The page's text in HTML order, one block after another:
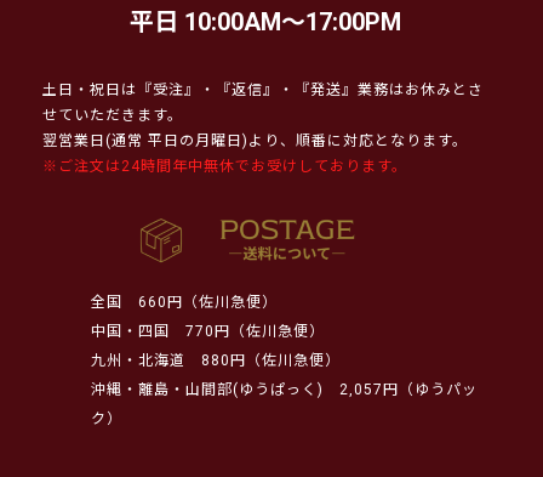
平日 10:00AM～17:00PM
土日・祝日は『受注』・『返信』・『発送』業務はお休みとさ
せていただきます。
翌営業日(通常 平日の月曜日)より、順番に対応となります。
※ご注文は24時間年中無休でお受けしております。
全国
660円（佐川急便）
中国・四国
770円（佐川急便）
九州・北海道
880円（佐川急便）
沖縄・離島・山間部(ゆうぱっく)
2,057円（ゆうパッ
ク）